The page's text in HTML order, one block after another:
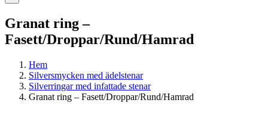
Granat ring –
Fasett/Droppar/Rund/Hamrad
Hem
Silversmycken med ädelstenar
Silverringar med infattade stenar
Granat ring – Fasett/Droppar/Rund/Hamrad